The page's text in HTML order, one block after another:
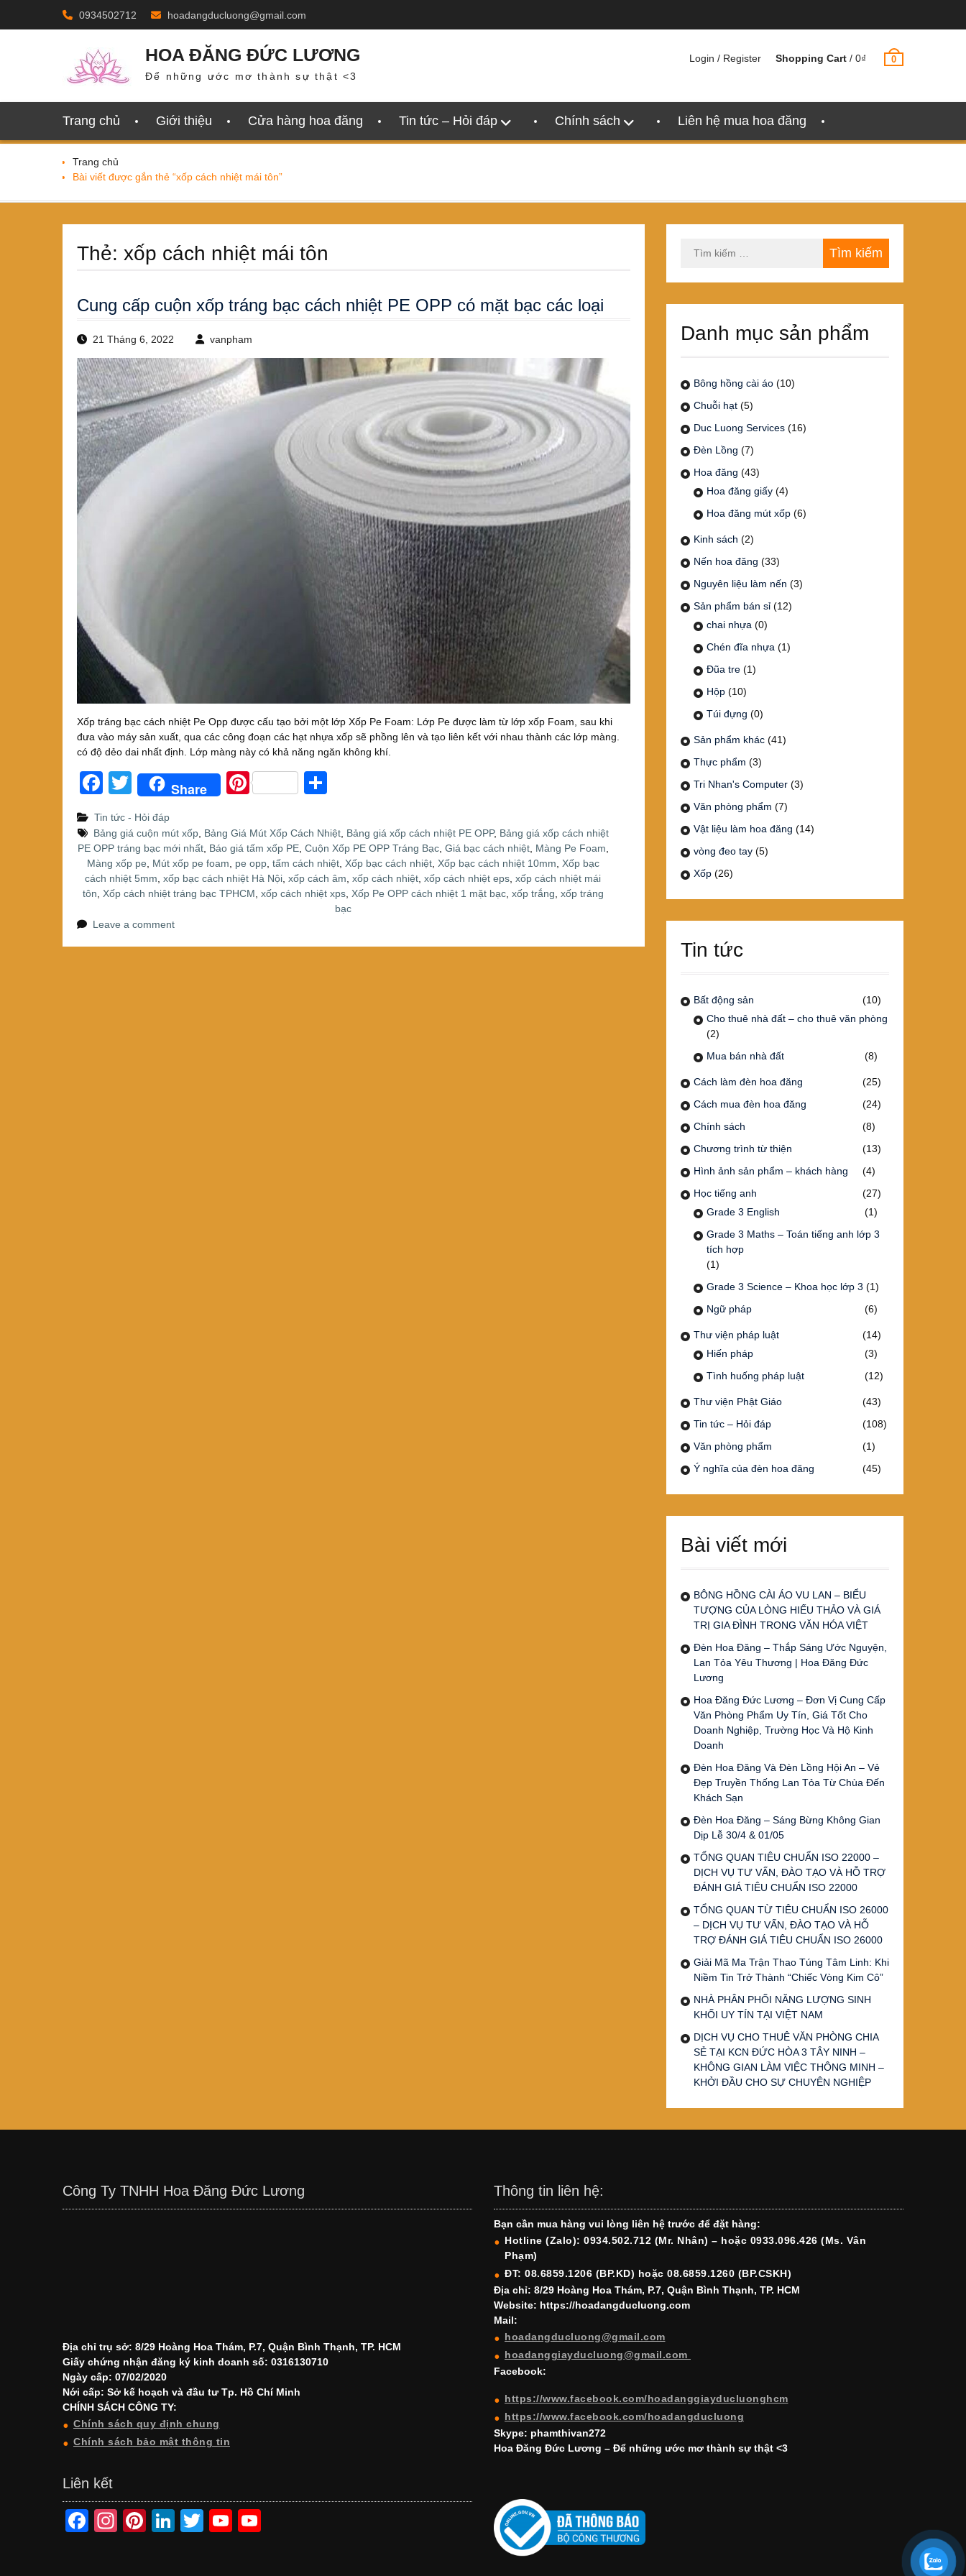
0934502712 hoadangducluong@gmail.com
HOA ĐĂNG ĐỨC LƯƠNG
Để những ước mơ thành sự thật <3
Login / Register Shopping Cart / 0₫ 0
Trang chủ Giới thiệu Cửa hàng hoa đăng Tin tức – Hỏi đáp Chính sách Liên hệ mua hoa đăng
Trang chủ
Bài viết được gắn thẻ “xốp cách nhiệt mái tôn”
Thẻ: xốp cách nhiệt mái tôn
Cung cấp cuộn xốp tráng bạc cách nhiệt PE OPP có mặt bạc các loại
21 Tháng 6, 2022 vanpham
Xốp tráng bạc cách nhiệt Pe Opp được cấu tạo bởi một lớp Xốp Pe Foam: Lớp Pe được làm từ lớp xốp Foam, sau khi
đưa vào máy sản xuất, qua các công đoạn các hạt nhựa xốp sẽ phồng lên và tạo liên kết với nhau thành các lớp màng.
có độ dẻo dai nhất định. Lớp màng này có khả năng ngăn không khí.
F
c
e
b
o
o
k
T
tt
er
Share
Pi
er
e
st
ar
e
Tin tức - Hỏi đáp
Bảng giá cuộn mút xốp, Bảng Giá Mút Xốp Cách Nhiệt, Bảng giá xốp cách nhiệt PE OPP, Bảng giá xốp cách nhiệt
PE OPP tráng bạc mới nhất, Báo giá tấm xốp PE, Cuộn Xốp PE OPP Tráng Bạc, Giá bạc cách nhiệt, Màng Pe Foam,
Màng xốp pe, Mút xốp pe foam, pe opp, tấm cách nhiệt, Xốp bạc cách nhiệt, Xốp bạc cách nhiệt 10mm, Xốp bạc
cách nhiệt 5mm, xốp bạc cách nhiệt Hà Nội, xốp cách âm, xốp cách nhiệt, xốp cách nhiệt eps, xốp cách nhiệt mái
tôn, Xốp cách nhiệt tráng bạc TPHCM, xốp cách nhiệt xps, Xốp Pe OPP cách nhiệt 1 mặt bạc, xốp trắng, xốp tráng
bạc
Leave a comment
kiếm
Danh mục sản phẩm
Bông hồng cài áo (10)
Chuỗi hạt (5)
Duc Luong Services (16)
Đèn Lồng (7)
Hoa đăng (43)
Hoa đăng giấy (4)
Hoa đăng mút xốp (6)
Kinh sách (2)
Nến hoa đăng (33)
Nguyên liệu làm nến (3)
Sản phẩm bán sỉ (12)
chai nhựa (0)
Chén đĩa nhựa (1)
Đũa tre (1)
Hộp (10)
Túi đựng (0)
Sản phẩm khác (41)
Thực phẩm (3)
Tri Nhan's Computer (3)
Văn phòng phẩm (7)
Vật liệu làm hoa đăng (14)
vòng đeo tay (5)
Xốp (26)
Tin tức
Bất động sản
(10)
Cho thuê nhà đất – cho thuê văn phòng
(2)
Mua bán nhà đất
(8)
Cách làm đèn hoa đăng
(25)
Cách mua đèn hoa đăng
(24)
Chính sách
(8)
Chương trình từ thiện
(13)
Hình ảnh sản phẩm – khách hàng
(4)
Học tiếng anh
(27)
Grade 3 English
(1)
Grade 3 Maths – Toán tiếng anh lớp 3
tích hợp
(1)
Grade 3 Science – Khoa học lớp 3 (1)
Ngữ pháp
(6)
Thư viện pháp luật
(14)
Hiến pháp
(3)
Tình huống pháp luật
(12)
Thư viện Phật Giáo
(43)
Tin tức – Hỏi đáp
(108)
Văn phòng phẩm
(1)
Ý nghĩa của đèn hoa đăng
(45)
Bài viết mới
BÔNG HỒNG CÀI ÁO VU LAN – BIỂU
TƯỢNG CỦA LÒNG HIẾU THẢO VÀ GIÁ
TRỊ GIA ĐÌNH TRONG VĂN HÓA VIỆT
Đèn Hoa Đăng – Thắp Sáng Ước Nguyện,
Lan Tỏa Yêu Thương | Hoa Đăng Đức
Lương
Hoa Đăng Đức Lương – Đơn Vị Cung Cấp
Văn Phòng Phẩm Uy Tín, Giá Tốt Cho
Doanh Nghiệp, Trường Học Và Hộ Kinh
Doanh
Đèn Hoa Đăng Và Đèn Lồng Hội An – Vẻ
Đẹp Truyền Thống Lan Tỏa Từ Chùa Đến
Khách Sạn
Đèn Hoa Đăng – Sáng Bừng Không Gian
Dịp Lễ 30/4 & 01/05
TỔNG QUAN TIÊU CHUẨN ISO 22000 –
DỊCH VỤ TƯ VẤN, ĐÀO TẠO VÀ HỖ TRỢ
ĐÁNH GIÁ TIÊU CHUẨN ISO 22000
TỔNG QUAN TỪ TIÊU CHUẨN ISO 26000
– DỊCH VỤ TƯ VẤN, ĐÀO TẠO VÀ HỖ
TRỢ ĐÁNH GIÁ TIÊU CHUẨN ISO 26000
Giải Mã Ma Trận Thao Túng Tâm Linh: Khi
Niềm Tin Trở Thành “Chiếc Vòng Kim Cô”
NHÀ PHÂN PHỐI NĂNG LƯỢNG SINH
KHỐI UY TÍN TẠI VIỆT NAM
DỊCH VỤ CHO THUÊ VĂN PHÒNG CHIA
SẺ TẠI KCN ĐỨC HÒA 3 TÂY NINH –
KHÔNG GIAN LÀM VIỆC THÔNG MINH –
KHỞI ĐẦU CHO SỰ CHUYÊN NGHIỆP
Công Ty TNHH Hoa Đăng Đức Lương
Địa chỉ trụ sở: 8/29 Hoàng Hoa Thám, P.7, Quận Bình Thạnh, TP. HCM
Giấy chứng nhận đăng ký kinh doanh số: 0316130710
Ngày cấp: 07/02/2020
Nới cấp: Sở kế hoạch và đầu tư Tp. Hồ Chí Minh
CHÍNH SÁCH CÔNG TY:
Chính sách quy định chung
Chính sách bảo mật thông tin
Liên kết
F
In
Pi
Li
T
Y
Thông tin liên hệ:
Bạn cần mua hàng vui lòng liên hệ trước để đặt hàng:
Hotline (Zalo): 0934.502.712 (Mr. Nhân) – hoặc 0933.096.426 (Ms. Vân
Phạm)
ĐT: 08.6859.1206 (BP.KD) hoặc 08.6859.1260 (BP.CSKH)
Địa chỉ: 8/29 Hoàng Hoa Thám, P.7, Quận Bình Thạnh, TP. HCM
Website: https://hoadangducluong.com
Mail:
hoadangducluong@gmail.com
hoadanggiayducluong@gmail.com
Facebook:
https://www.facebook.com/hoadanggiayducluonghcm
https://www.facebook.com/hoadangducluong
Skype: phamthivan272
Hoa Đăng Đức Lương – Để những ước mơ thành sự thật <3